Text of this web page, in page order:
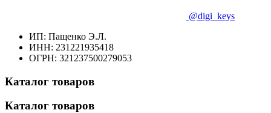
@digi_keys
ИП: Пащенко Э.Л.
ИНН: 231221935418
ОГРН: 321237500279053
Каталог товаров
Каталог товаров